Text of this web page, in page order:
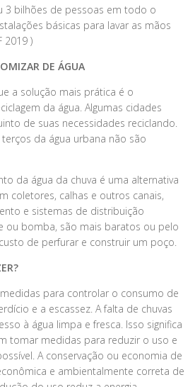
3 bilhões de pessoas em todo o
básicas para lavar as mãos
2019 )
DE ÁGUA
a solução mais prática é o
da água. Algumas cidades
de suas necessidades reciclando.
da água urbana não são
da água da chuva é uma alternativa
coletores, calhas e outros canais,
e sistemas de distribuição
ou bomba, são mais baratos ou pelo
de perfurar e construir um poço.
para controlar o consumo de
e a escassez. A falta de chuvas
à água limpa e fresca. Isso significa
tomar medidas para reduzir o uso e
A conservação ou economia de
e ambientalmente correta de